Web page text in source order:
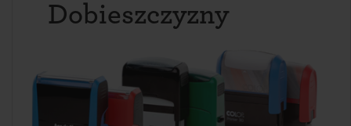
Dobieszczyzny